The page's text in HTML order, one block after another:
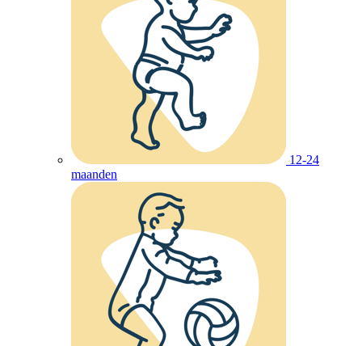
12-24
maanden